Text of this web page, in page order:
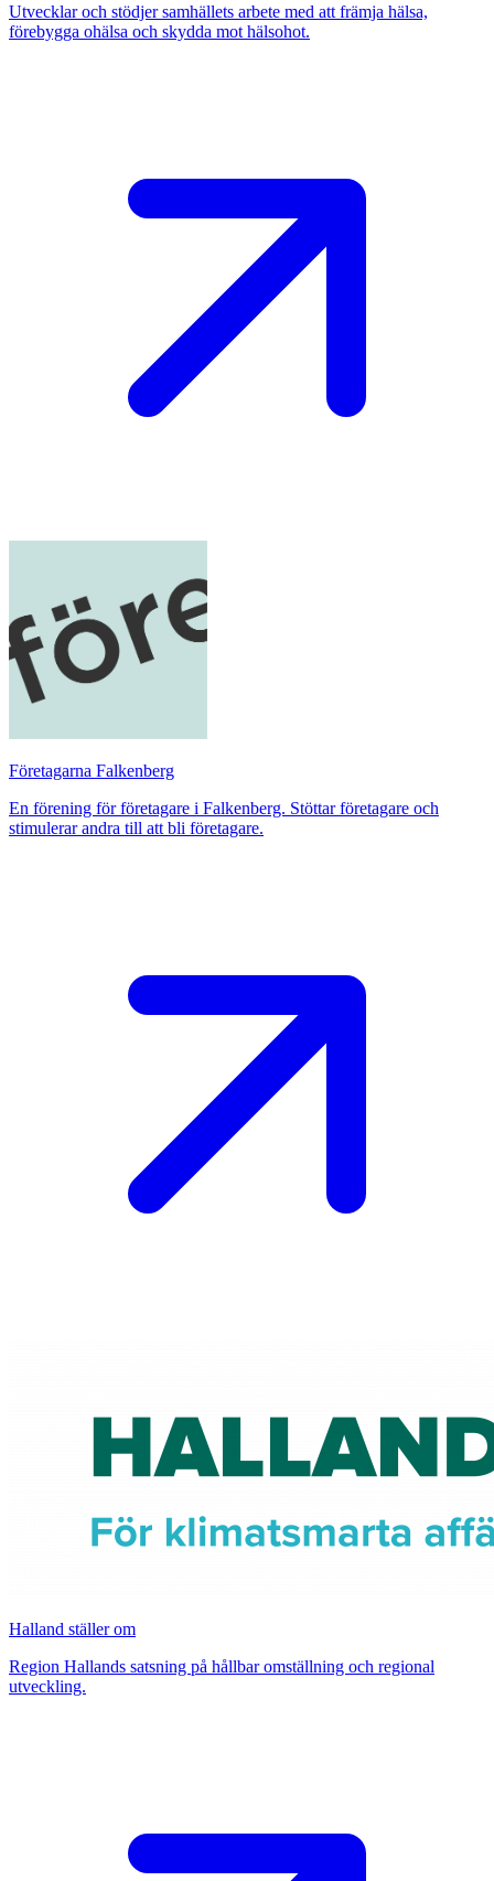
Utvecklar och stödjer samhällets arbete med att främja hälsa,
förebygga ohälsa och skydda mot hälsohot.
Företagarna Falkenberg
En förening för företagare i Falkenberg. Stöttar företagare och
stimulerar andra till att bli företagare.
Halland ställer om
Region Hallands satsning på hållbar omställning och regional
utveckling.